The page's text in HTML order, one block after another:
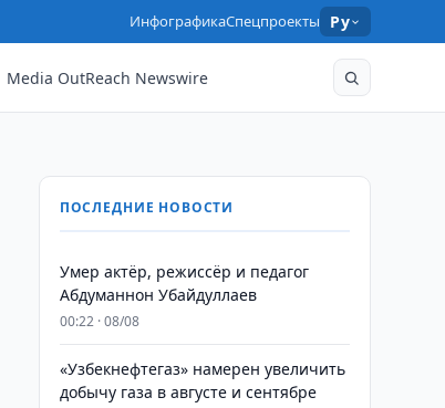
ИнфографикаСпецпроекты Ру
Media OutReach Newswire
ПОСЛЕДНИЕ НОВОСТИ
Умер актёр, режиссёр и педагог
Абдуманнон Убайдуллаев
00:22 · 08/08
«Узбекнефтегаз» намерен увеличить
добычу газа в августе и сентябре